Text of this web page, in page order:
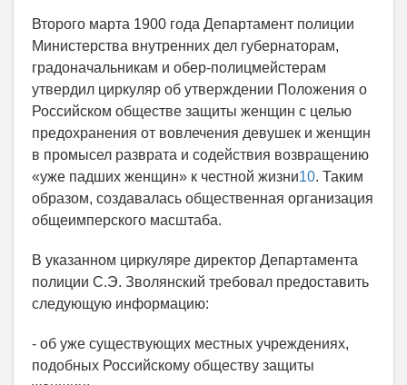
Второго марта 1900 года Департамент полиции
Министерства внутренних дел губернаторам,
градоначальникам и обер-полицмейстерам
утвердил циркуляр об утверждении Положения о
Российском обществе защиты женщин с целью
предохранения от вовлечения девушек и женщин
в промысел разврата и содействия возвращению
«уже падших женщин» к честной жизни10. Таким
образом, создавалась общественная организация
общеимперского масштаба.
В указанном циркуляре директор Департамента
полиции С.Э. Зволянский требовал предоставить
следующую информацию:
- об уже существующих местных учреждениях,
подобных Российскому обществу защиты